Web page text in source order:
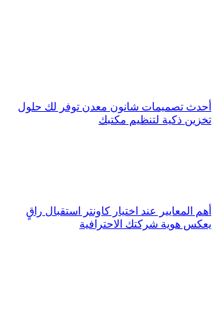
أحدث تصميمات شانون معدن توفر لك حلول
تخزين ذكية لتنظيم مكتبك
أهم المعايير عند اختيار كاونتر استقبال راقٍ
يعكس هوية شركتك الاحترافية